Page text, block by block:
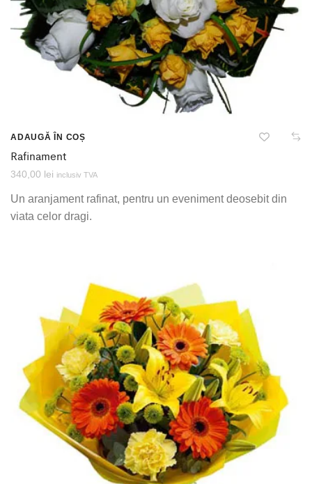
ADAUGĂ ÎN COȘ
Rafinament
340,00 lei inclusiv TVA
Un aranjament rafinat, pentru un eveniment deosebit din
viata celor dragi.